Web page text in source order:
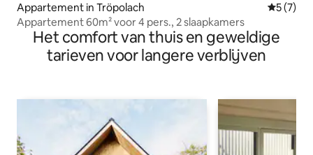
Appartement in Tröpolach
5 (7)
Appartement 60m² voor 4 pers., 2 slaapkamers
Het comfort van thuis en geweldige
tarieven voor langere verblijven